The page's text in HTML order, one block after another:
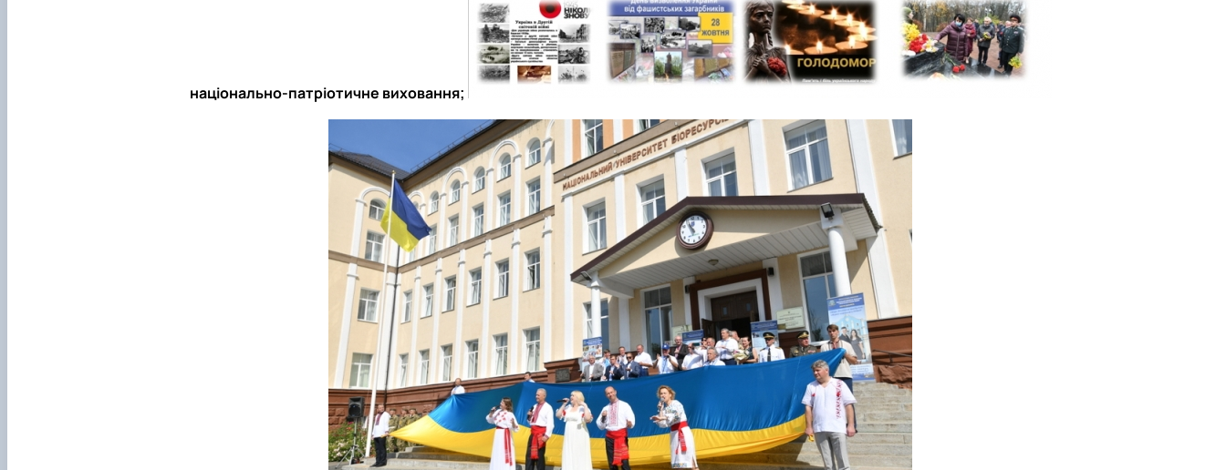
національно-патріотичне виховання;